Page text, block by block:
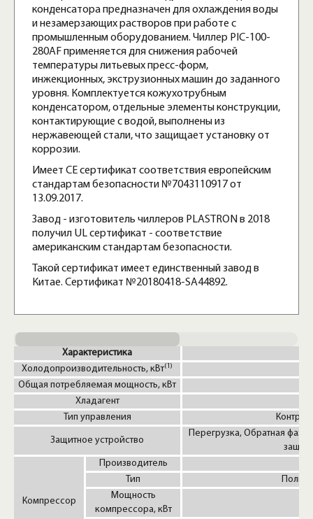
конденсатора предназначен для охлаждения воды
и незамерзающих растворов при работе с
промышленным оборудованием. Чиллер PIC-100-
280AF применяется для снижения рабочей
температуры литьевых пресс-форм,
инжекционных, экструзионных машин до заданного
уровня. Комплектуется кожухотрубным
конденсатором, отдельные элементы конструкции,
контактирующие с водой, выполнены из
нержавеющей стали, что защищает установку от
коррозии.
Имеет СЕ сертификат соответствия европейским
стандартам безопасности №7043110917 от
13.09.2017.
Завод - изготовитель чиллеров PLASTRON в 2018
получил UL сертификат - соответствие
американским стандартам безопасности.
Такой сертификат имеет единственный завод в
Китае. Сертификат №20180418-SA44892.
Характеристика
Холодопроизводительность, кВт(1)
Общая потребляемая мощность, кВт
Хладагент
Тип управления
Защитное устройство
Перегрузка, Обратная
Компрессор
Производитель
Тип
Мощность
компрессора, кВт